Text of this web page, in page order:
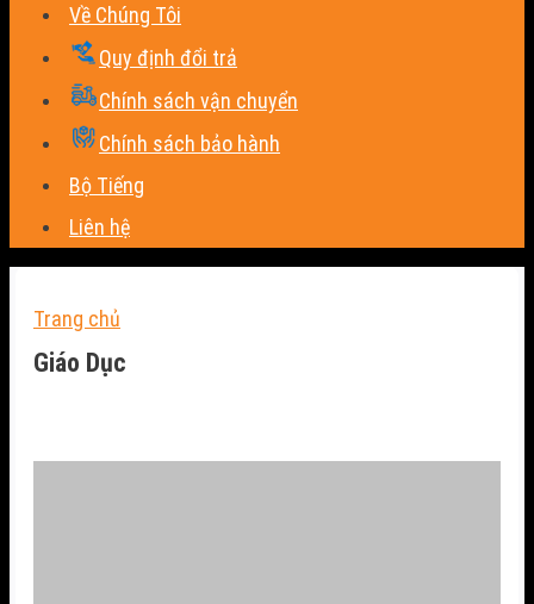
Về Chúng Tôi
Quy định đổi trả
Chính sách vận chuyển
Chính sách bảo hành
Bộ Tiếng
Liên hệ
Trang chủ
Giáo Dục